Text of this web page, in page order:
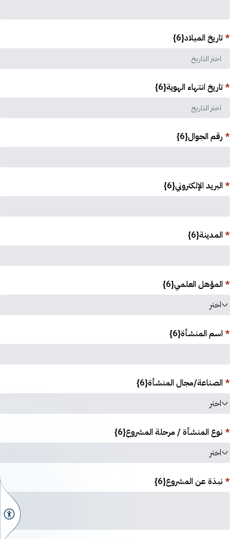
* تاريخ الميلاد{6}
* تاريخ انتهاء الهوية{6}
* رقم الجوال{6}
* البريد الإلكتروني{6}
* المدينة{6}
* المؤهل العلمي{6}
اختر
* اسم المنشأة{6}
* الصناعة/مجال المنشأة{6}
اختر
* نوع المنشأة / مرحلة المشروع{6}
اختر
* نبذة عن المشروع{6}